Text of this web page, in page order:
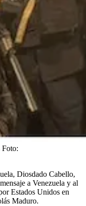
Foto:
Diosdado Cabello,
a Venezuela y al
Estados Unidos en
Maduro.